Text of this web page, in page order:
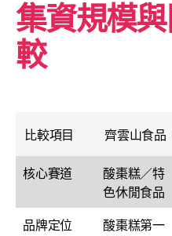
集資規模
較
比較項目 齊雲山食品
核心賽道
酸棗糕／特
色休閒食品
品牌定位
酸棗糕第一